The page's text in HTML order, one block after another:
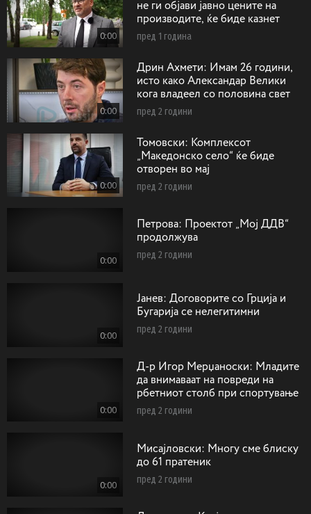
0:00
не ги објави јавно цените на
производите, ќе биде казнет
пред 1 година
0:00
Дрин Ахмети: Имам 26 години,
исто како Александар Велики
кога владеел со половина свет
пред 2 години
0:00
Toмовски: Koмплексот
„Македонско село“ ќе биде
отворен во мај
пред 2 години
0:00
Петрова: Проектот „Мој ДДВ“
продолжува
пред 2 години
0:00
Jaнев: Договорите со Грција и
Бугарија се нелегитимни
пред 2 години
0:00
Д-р Игор Мерџаноски: Mладите
да внимаваат на повреди на
рбетниот столб при спортување
пред 2 години
0:00
Мисајловски: Многу сме блиску
до 61 пратеник
пред 2 години